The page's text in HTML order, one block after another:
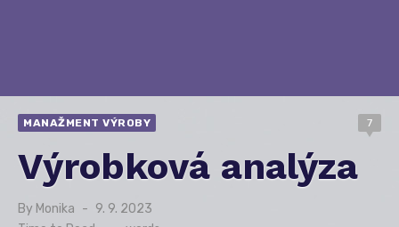
MANAŽMENT VÝROBY 7
Výrobková analýza
By Monika
Posted
9. 9. 2023